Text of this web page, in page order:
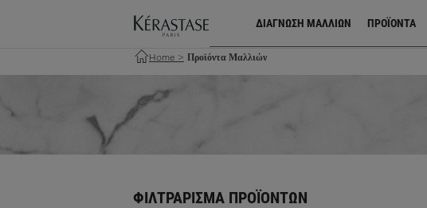
ΔΙΑΓΝΩΣΗ ΜΑΛΛΙΩΝ ΠΡΟΪΌΝΤΑ
Home > Προϊόντα Μαλλιών
ΦΙΛΤΡΆΡΙΣΜΑ ΠΡΟΪΌΝΤΩΝ